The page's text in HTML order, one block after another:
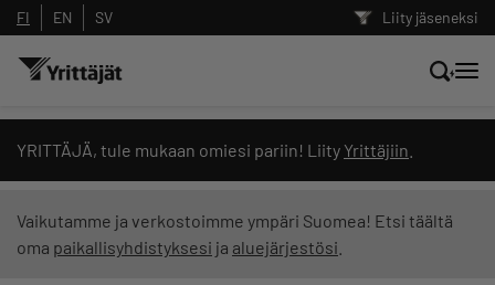
Liity jäseneksi
FI EN SV
YRITTÄJÄ, tule mukaan omiesi pariin! Liity Yrittäjiin
Vaikutamme ja verkostoimme ympäri Suomea! Etsi täältä
oma paikallisyhdistyksesi ja aluejärjestösi
Hae sivustolta tai kysy suoraan
Yrittäjien tekoälyltä